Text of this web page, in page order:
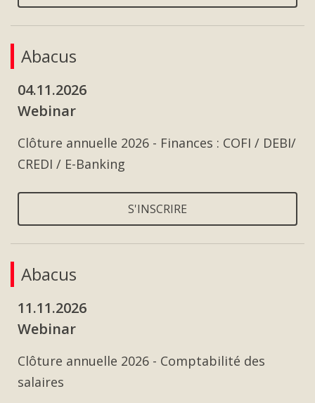
Abacus
04.11.2026
Webinar
Clôture annuelle 2026 - Finances : COFI / DEBI/
CREDI / E-Banking
S'INSCRIRE
Abacus
11.11.2026
Webinar
Clôture annuelle 2026 - Comptabilité des
salaires